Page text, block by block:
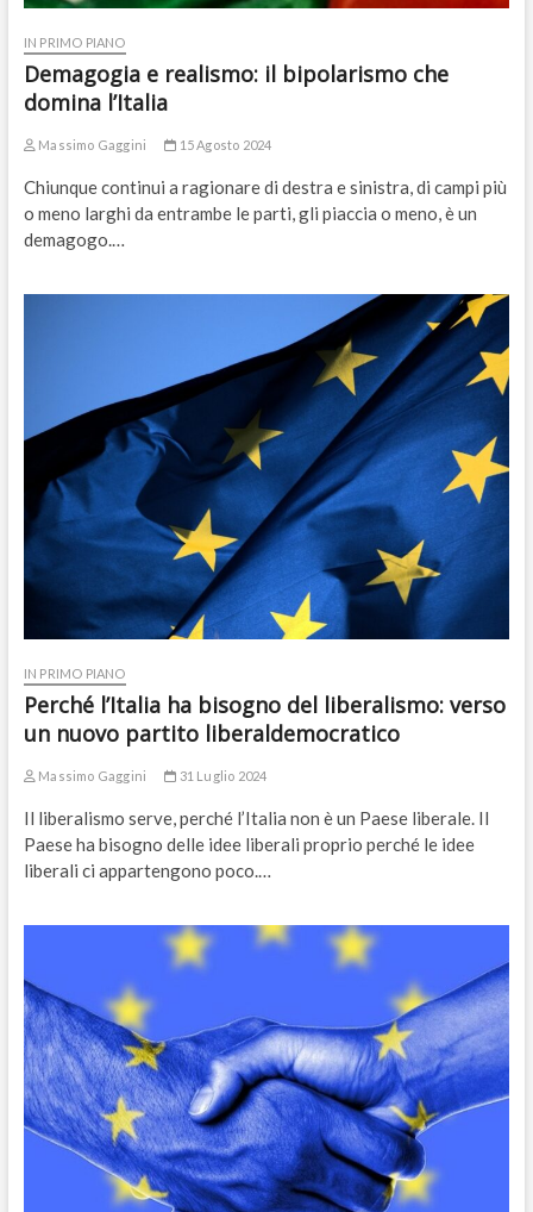
IN PRIMO PIANO
Demagogia e realismo: il bipolarismo che
domina l’Italia
Massimo Gaggini 15 Agosto 2024
Chiunque continui a ragionare di destra e sinistra, di campi più
o meno larghi da entrambe le parti, gli piaccia o meno, è un
demagogo.…
IN PRIMO PIANO
Perché l’Italia ha bisogno del liberalismo: verso
un nuovo partito liberaldemocratico
Massimo Gaggini 31 Luglio 2024
Il liberalismo serve, perché l’Italia non è un Paese liberale. Il
Paese ha bisogno delle idee liberali proprio perché le idee
liberali ci appartengono poco.…